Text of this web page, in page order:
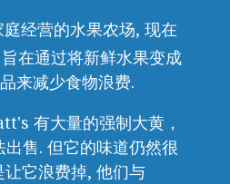
经营的水果农场, 现在
在通过将新鲜水果变成
来减少食物浪费.
有大量的强制大黄，
售. 但它的味道仍然很
让它浪费掉, 他们与